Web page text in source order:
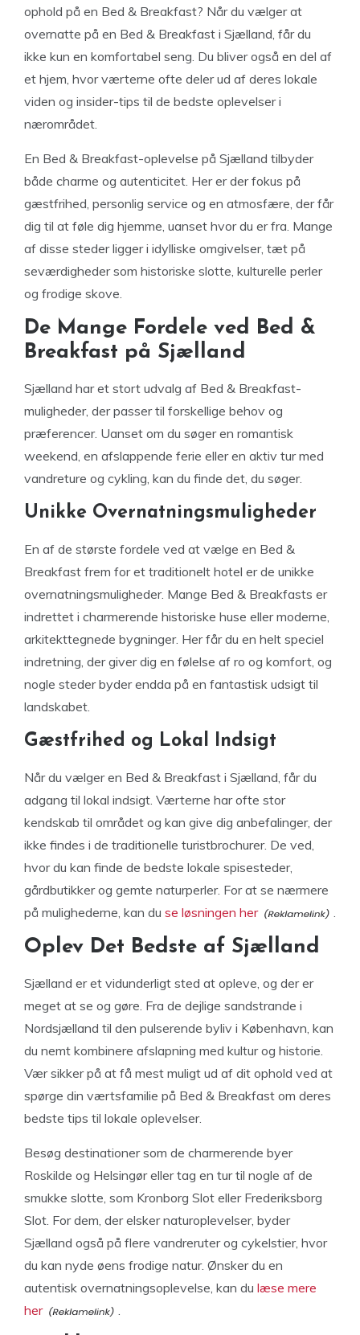
ophold på en Bed & Breakfast? Når du vælger at
overnatte på en Bed & Breakfast i Sjælland, får du
ikke kun en komfortabel seng. Du bliver også en del af
et hjem, hvor værterne ofte deler ud af deres lokale
viden og insider-tips til de bedste oplevelser i
nærområdet.
En Bed & Breakfast-oplevelse på Sjælland tilbyder
både charme og autenticitet. Her er der fokus på
gæstfrihed, personlig service og en atmosfære, der får
dig til at føle dig hjemme, uanset hvor du er fra. Mange
af disse steder ligger i idylliske omgivelser, tæt på
seværdigheder som historiske slotte, kulturelle perler
og frodige skove.
De Mange Fordele ved Bed &
Breakfast på Sjælland
Sjælland har et stort udvalg af Bed & Breakfast-
muligheder, der passer til forskellige behov og
præferencer. Uanset om du søger en romantisk
weekend, en afslappende ferie eller en aktiv tur med
vandreture og cykling, kan du finde det, du søger.
Unikke Overnatningsmuligheder
En af de største fordele ved at vælge en Bed &
Breakfast frem for et traditionelt hotel er de unikke
overnatningsmuligheder. Mange Bed & Breakfasts er
indrettet i charmerende historiske huse eller moderne,
arkitekttegnede bygninger. Her får du en helt speciel
indretning, der giver dig en følelse af ro og komfort, og
nogle steder byder endda på en fantastisk udsigt til
landskabet.
Gæstfrihed og Lokal Indsigt
Når du vælger en Bed & Breakfast i Sjælland, får du
adgang til lokal indsigt. Værterne har ofte stor
kendskab til området og kan give dig anbefalinger, der
ikke findes i de traditionelle turistbrochurer. De ved,
hvor du kan finde de bedste lokale spisesteder,
gårdbutikker og gemte naturperler. For at se nærmere
på mulighederne, kan du se løsningen her
Oplev Det Bedste af Sjælland
Sjælland er et vidunderligt sted at opleve, og der er
meget at se og gøre. Fra de dejlige sandstrande i
Nordsjælland til den pulserende byliv i København, kan
du nemt kombinere afslapning med kultur og historie.
Vær sikker på at få mest muligt ud af dit ophold ved at
spørge din værtsfamilie på Bed & Breakfast om deres
bedste tips til lokale oplevelser.
Besøg destinationer som de charmerende byer
Roskilde og Helsingør eller tag en tur til nogle af de
smukke slotte, som Kronborg Slot eller Frederiksborg
Slot. For dem, der elsker naturoplevelser, byder
Sjælland også på flere vandreruter og cykelstier, hvor
du kan nyde øens frodige natur. Ønsker du en
autentisk overnatningsoplevelse, kan du læse mere
her